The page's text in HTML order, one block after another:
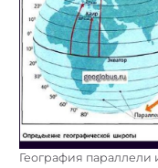
География